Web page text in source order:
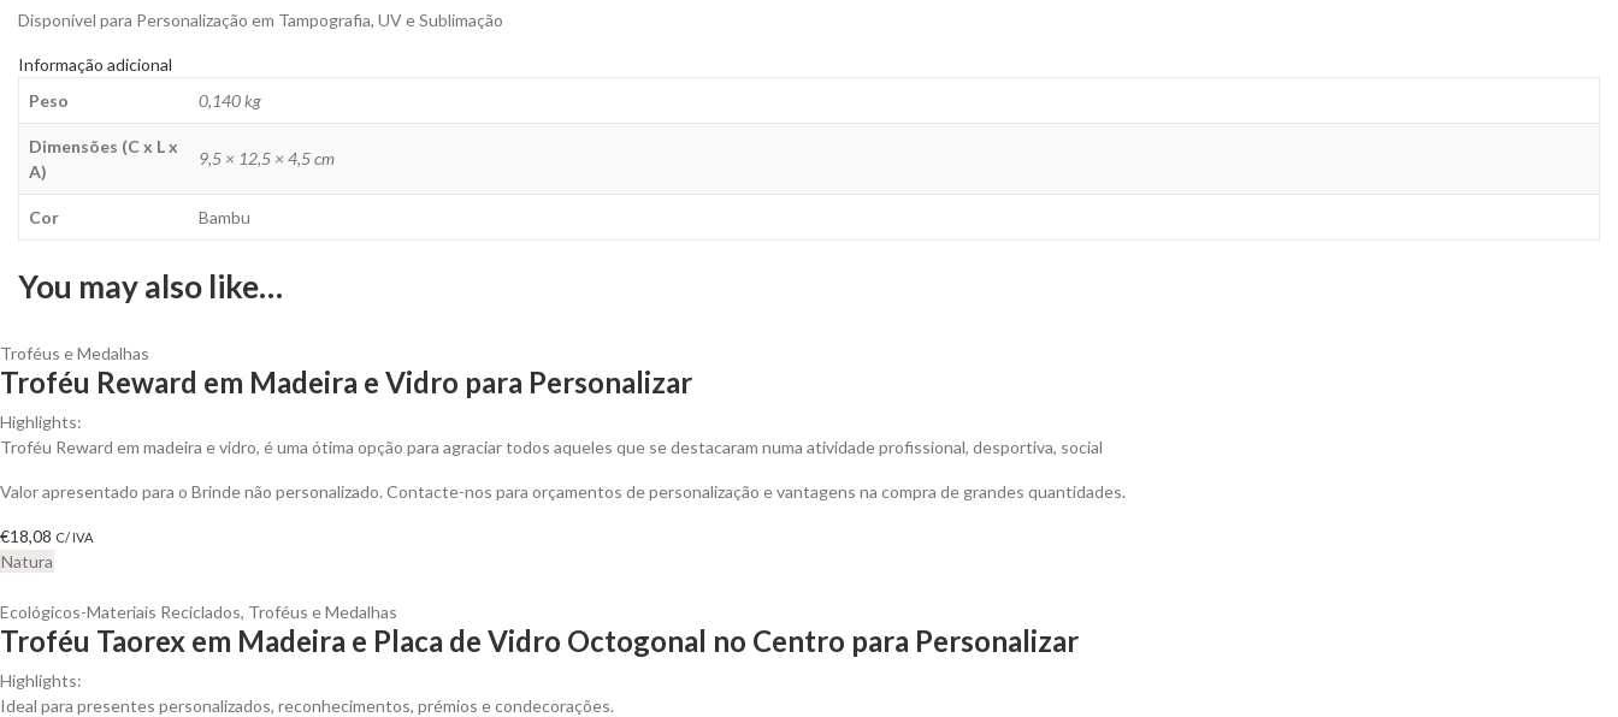
Disponível para Personalização em Tampografia, UV e Sublimação
Informação adicional
Peso
0,140 kg
Dimensões (C x L x
A)
9,5 × 12,5 × 4,5 cm
Cor Bambu
You may also like…
Troféus e Medalhas
Troféu Reward em Madeira e Vidro para Personalizar
Highlights:
Troféu Reward em madeira e vidro, é uma ótima opção para agraciar todos aqueles que se destacaram numa atividade profissional, desportiva, social
Valor apresentado para o Brinde não personalizado. Contacte-nos para orçamentos de personalização e vantagens na compra de grandes quantidades.
€18,08 C/ IVA
Natura
Ecológicos-Materiais Reciclados, Troféus e Medalhas
Troféu Taorex em Madeira e Placa de Vidro Octogonal no Centro para Personalizar
Highlights:
Ideal para presentes personalizados, reconhecimentos, prémios e condecorações.